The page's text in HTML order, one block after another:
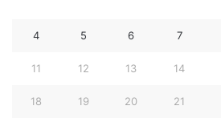
4 5 6 7
11 12 13 14
18 19 20 21